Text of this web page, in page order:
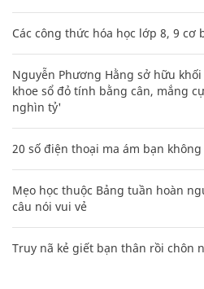
Các công thức hóa học lớp 8, 9 cơ
Nguyễn Phương Hằng sở hữu
khoe sổ đỏ tính bằng cân, mắng
nghìn tỷ'
20 số điện thoại ma ám bạn
Mẹo học thuộc Bảng tuần hoàn
câu nói vui vẻ
Truy nã kẻ giết bạn thân rồi chôn